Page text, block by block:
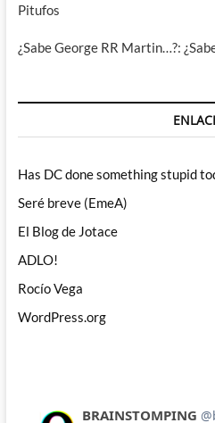
Pitufos
¿Sabe George RR Martin…?:
Has DC done something stupid
Seré breve (EmeA)
El Blog de Jotace
ADLO!
Rocío Vega
WordPress.org